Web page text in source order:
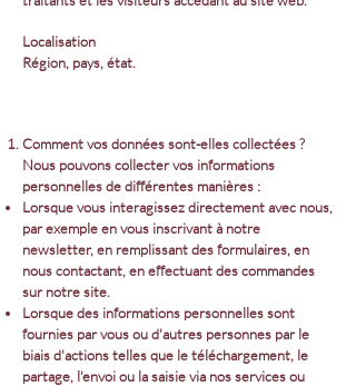
Localisation
Région, pays, état.
Comment vos données sont-elles collectées ?
Nous pouvons collecter vos informations
personnelles de différentes manières :
Lorsque vous interagissez directement avec nous,
par exemple en vous inscrivant à notre
newsletter, en remplissant des formulaires, en
nous contactant, en effectuant des commandes
sur notre site.
Lorsque des informations personnelles sont
fournies par vous ou d'autres personnes par le
biais d'actions telles que le téléchargement, le
partage, l'envoi ou la saisie via nos services ou